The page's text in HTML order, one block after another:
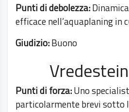
Punti di debolezza:
efficace nell’aquaplaning in
Giudizio:Buono
Punti di forza:Uno
particolarmente brevi sotto